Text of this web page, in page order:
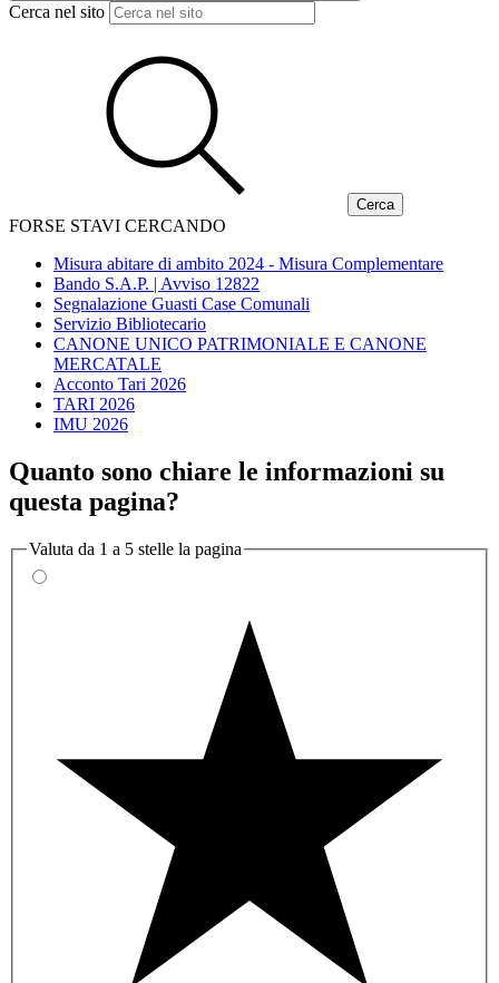
Cerca nel sito
FORSE STAVI CERCANDO
Misura abitare di ambito 2024 - Misura Complementare
Bando S.A.P. | Avviso 12822
Segnalazione Guasti Case Comunali
Servizio Bibliotecario
CANONE UNICO PATRIMONIALE E CANONE
MERCATALE
Acconto Tari 2026
TARI 2026
IMU 2026
Quanto sono chiare le informazioni su
questa pagina?
Valuta da 1 a 5 stelle la pagina